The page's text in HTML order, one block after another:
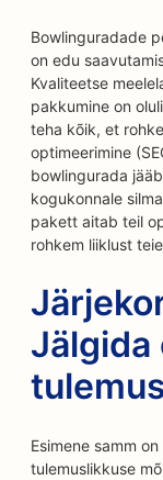
Bowlinguradade
on edu
Kvaliteetse
pakkumine on
teha kõik, et
optimeerimine
bowlingurada
kogukonnale
pakett aitab teil
rohkem liiklust
Jälgida
Esimene samm
tulemuslikkuse